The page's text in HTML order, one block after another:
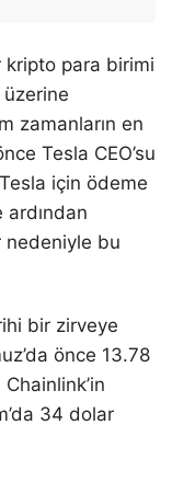
kripto para birimi
zamanların en
Tesla CEO’su
için ödeme
ardından
nedeniyle bu
bir zirveye
önce 13.78
34 dolar